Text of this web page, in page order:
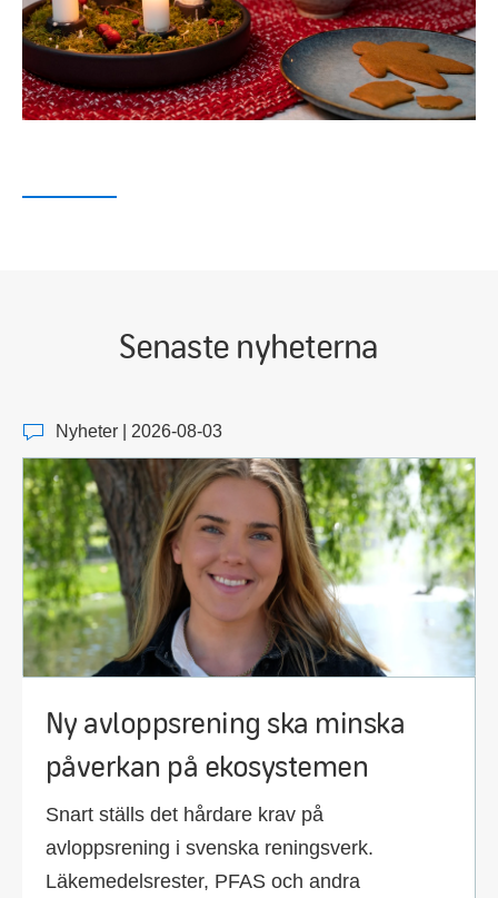
Senaste nyheterna
Nyheter | 2026-08-03
Ny avloppsrening ska minska
påverkan på ekosystemen
Snart ställs det hårdare krav på
avloppsrening i svenska reningsverk.
Läkemedelsrester, PFAS och andra